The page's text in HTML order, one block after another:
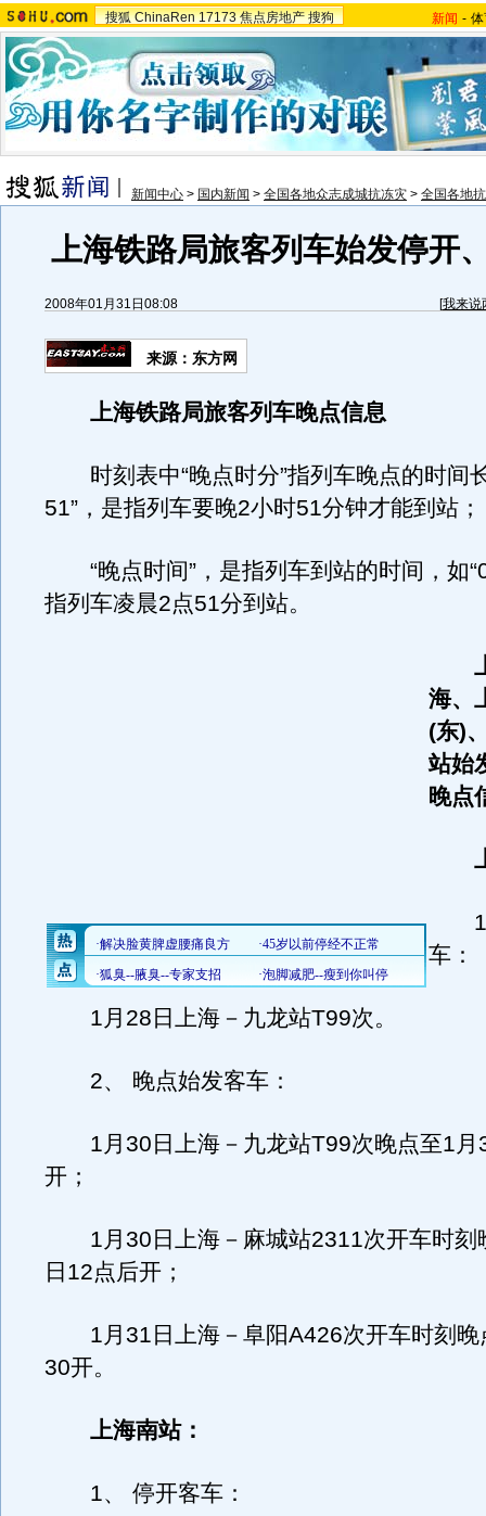
搜狐 ChinaRen 17173 焦点房地产 搜狗 新闻 -
新闻中心 > 国内新闻 > 全国各地众志成城抗冻灾 > 全国各地
上海铁路局旅客列车始发停开
2008年01月31日08:08 [我来说
来源：东方网
上海铁路局旅客列车晚点信息
时刻表中“晚点时分”指列车晚点的时间
51”，是指列车要晚2小时51分钟才能到站；
“晚点时间”，是指列车到站的时间，如
指列车凌晨2点51分到站。
海、
(东)
站始
晚点
上
1
车：
1月28日上海－九龙站T99次。
2、 晚点始发客车：
1月30日上海－九龙站T99次晚点至1月
开；
1月30日上海－麻城站2311次开车时刻
日12点后开；
1月31日上海－阜阳A426次开车时刻晚
30开。
上海南站：
1、 停开客车：